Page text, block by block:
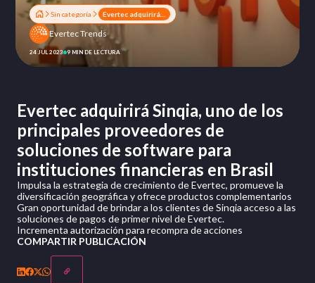
Sin categoría
Evertec Trends
24 JUL 2023 9 MIN DE LECTURA
Evertec adquirirá Sinqia, uno de los
principales proveedores de
soluciones de software para
instituciones financieras en Brasil
Impulsa la estrategia de crecimiento de Evertec, promueve la
diversificación geográfica y ofrece productos complementarios
Gran oportunidad de brindar a los clientes de Sinqia acceso a las
soluciones de pagos de primer nivel de Evertec.
Incrementa autorización para recompra de acciones
COMPARTIR PUBLICACIÓN